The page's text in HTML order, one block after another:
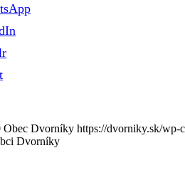
Obec Dvorníky https://dvorniky.sk/wp-
Dvorníky